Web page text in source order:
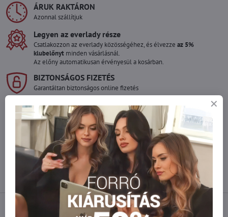
ÁRUK RAKTÁRON
Azonnal szállítjuk
Legyen az everlady része
Csatlakozzon az everlady közösségéhez, és élvezze az 5%
klubelőnyt minden vásárlásnál.
Az előny automatikusan érvényesül a kosárban.
BIZTONSÁGOS FIZETÉS
Garantáltan biztonságos online fizetés
Szeretne több terméket rendelni mint
amennyi raktáron van?
Ne habozzon kapcsolatba lépni velünk, raktárra szállítjuk az árut!
info​@everlady​.eu
Leírás